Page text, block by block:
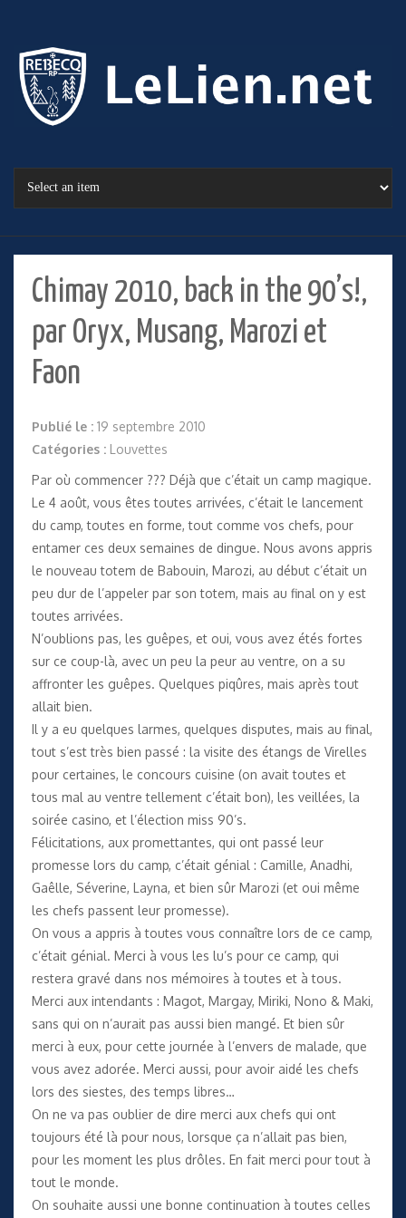
Chimay 2010, back in the 90’s!,
par Oryx, Musang, Marozi et
Faon
Publié le : 19 septembre 2010
Catégories : Louvettes
Par où commencer ??? Déjà que c’était un camp magique.
Le 4 août, vous êtes toutes arrivées, c’était le lancement
du camp, toutes en forme, tout comme vos chefs, pour
entamer ces deux semaines de dingue. Nous avons appris
le nouveau totem de Babouin, Marozi, au début c’était un
peu dur de l’appeler par son totem, mais au final on y est
toutes arrivées.
N’oublions pas, les guêpes, et oui, vous avez étés fortes
sur ce coup-là, avec un peu la peur au ventre, on a su
affronter les guêpes. Quelques piqûres, mais après tout
allait bien.
Il y a eu quelques larmes, quelques disputes, mais au final,
tout s’est très bien passé : la visite des étangs de Virelles
pour certaines, le concours cuisine (on avait toutes et
tous mal au ventre tellement c’était bon), les veillées, la
soirée casino, et l’élection miss 90’s.
Félicitations, aux promettantes, qui ont passé leur
promesse lors du camp, c’était génial : Camille, Anadhi,
Gaêlle, Séverine, Layna, et bien sûr Marozi (et oui même
les chefs passent leur promesse).
On vous a appris à toutes vous connaître lors de ce camp,
c’était génial. Merci à vous les lu’s pour ce camp, qui
restera gravé dans nos mémoires à toutes et à tous.
Merci aux intendants : Magot, Margay, Miriki, Nono & Maki,
sans qui on n’aurait pas aussi bien mangé. Et bien sûr
merci à eux, pour cette journée à l’envers de malade, que
vous avez adorée. Merci aussi, pour avoir aidé les chefs
lors des siestes, des temps libres…
On ne va pas oublier de dire merci aux chefs qui ont
toujours été là pour nous, lorsque ça n’allait pas bien,
pour les moment les plus drôles. En fait merci pour tout à
tout le monde.
On souhaite aussi une bonne continuation à toutes celles